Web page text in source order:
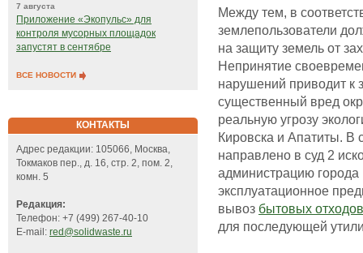
7 августа
Приложение «Экопульс» для
контроля мусорных площадок
запустят в сентябре
ВСЕ НОВОСТИ
КОНТАКТЫ
Адрес редакции: 105066, Москва,
Токмаков пер., д. 16, стр. 2, пом. 2,
комн. 5
Редакция:
Телефон: +7 (499) 267-40-10
E-mail: red@solidwaste.ru
Между тем, в
землепользователи
на защиту земель от
Непринятие
нарушений приводит к
существенный вред
реальную угрозу
Кировска и Апатиты. В
направлено в суд 2
администрацию города
эксплуатационное
вывоз бытовых отходов
для последующей